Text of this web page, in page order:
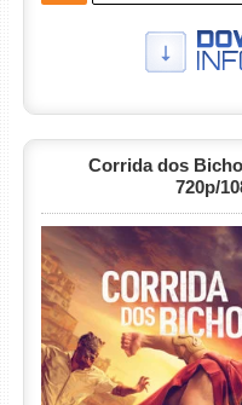
Corrida dos
720p/